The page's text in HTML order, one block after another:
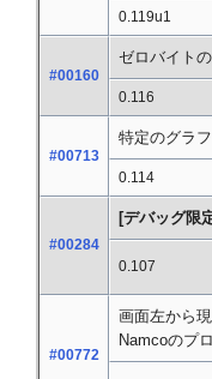
0.119u1
#00160
ゼロバイト
0.116
#00713
特定のグラ
0.114
#00284
[デバッグ限
0.107
#00772
画面左から
Namcoのプ